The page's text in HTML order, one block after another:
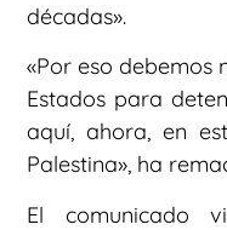
décadas».
«Por eso debemos
Estados para
aquí, ahora, en
Palestina», ha
El comunicado